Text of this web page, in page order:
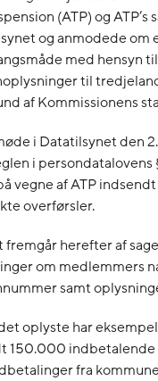
(ATP) og
og anmodede
med hensyn
til
af Kommissionens
i Datatilsynet den
i persondatalovens
vegne af ATP
overførsler.
fremgår herefter af
om medlemmers
samt
oplyste har
150.000
fra